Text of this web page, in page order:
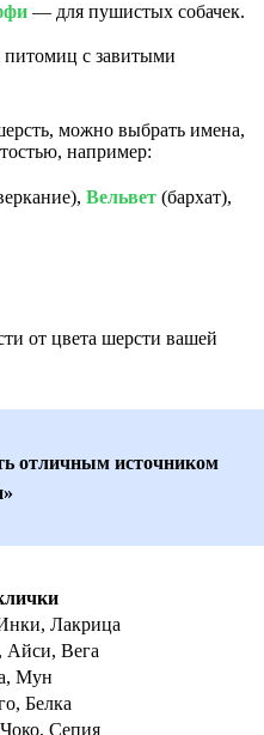
— для пушистых собачек.
с завитыми
можно выбрать имена,
например:
Вельвет (бархат),
от цвета шерсти вашей
отличным источником
Лакрица
Айси, Вега
Мун
Белка
Сепия